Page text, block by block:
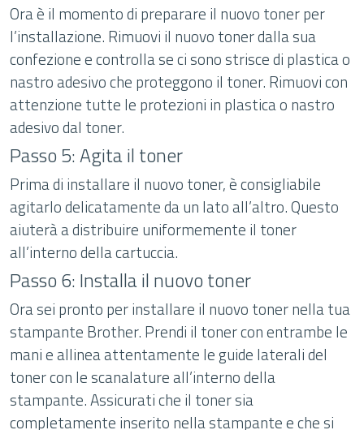
Ora è il momento di preparare il nuovo toner per
l’installazione. Rimuovi il nuovo toner dalla sua
confezione e controlla se ci sono strisce di plastica o
nastro adesivo che proteggono il toner. Rimuovi con
attenzione tutte le protezioni in plastica o nastro
adesivo dal toner.
Passo 5: Agita il toner
Prima di installare il nuovo toner, è consigliabile
agitarlo delicatamente da un lato all’altro. Questo
aiuterà a distribuire uniformemente il toner
all’interno della cartuccia.
Passo 6: Installa il nuovo toner
Ora sei pronto per installare il nuovo toner nella tua
stampante Brother. Prendi il toner con entrambe le
mani e allinea attentamente le guide laterali del
toner con le scanalature all’interno della
stampante. Assicurati che il toner sia
completamente inserito nella stampante e che si